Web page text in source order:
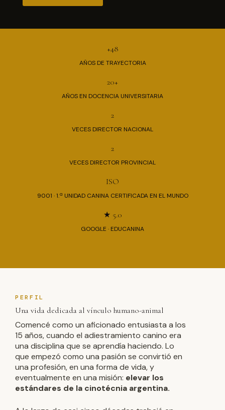
+48
AÑOS DE TRAYECTORIA
20+
AÑOS EN DOCENCIA UNIVERSITARIA
2
VECES DIRECTOR NACIONAL
2
VECES DIRECTOR PROVINCIAL
ISO
9001 · 1.ª UNIDAD CANINA CERTIFICADA EN EL MUNDO
★ 5.0
GOOGLE · EDUCANINA
PERFIL
Una vida dedicada al vínculo humano-animal
Comencé como un aficionado entusiasta a los
15 años, cuando el adiestramiento canino era
una disciplina que se aprendía haciendo. Lo
que empezó como una pasión se convirtió en
una profesión, en una forma de vida, y
eventualmente en una misión: elevar los
estándares de la cinotécnia argentina.